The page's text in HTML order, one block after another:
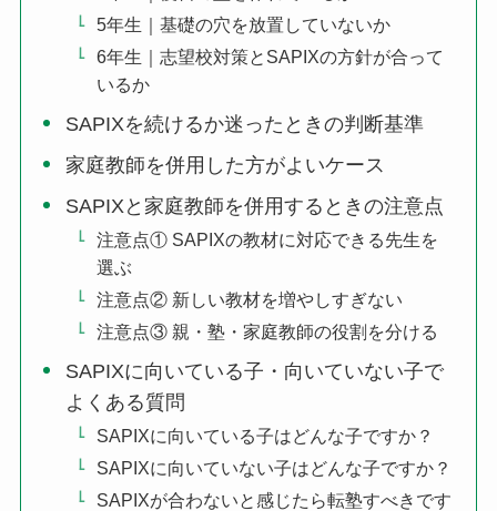
5年生｜基礎の穴を放置していないか
6年生｜志望校対策とSAPIXの方針が合って
いるか
SAPIXを続けるか迷ったときの判断基準
家庭教師を併用した方がよいケース
SAPIXと家庭教師を併用するときの注意点
注意点① SAPIXの教材に対応できる先生を
選ぶ
注意点② 新しい教材を増やしすぎない
注意点③ 親・塾・家庭教師の役割を分ける
SAPIXに向いている子・向いていない子で
よくある質問
SAPIXに向いている子はどんな子ですか？
SAPIXに向いていない子はどんな子ですか？
SAPIXが合わないと感じたら転塾すべきです